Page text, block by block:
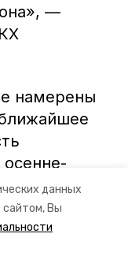
данных
сайтом, Вы
—
намерены